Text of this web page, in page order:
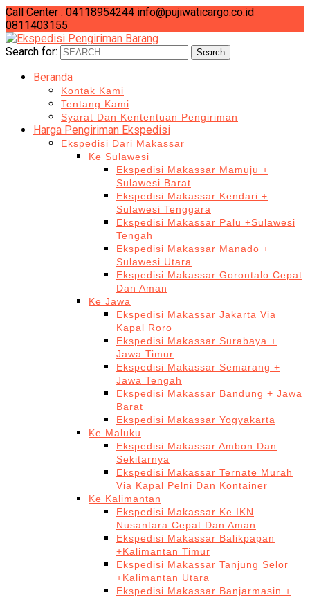
Call Center : 04118954244 info@pujiwaticargo.co.id
0811403155
Search for:
Search
Beranda
Kontak Kami
Tentang Kami
Syarat Dan Kententuan Pengiriman
Harga Pengiriman Ekspedisi
Ekspedisi Dari Makassar
Ke Sulawesi
Ekspedisi Makassar Mamuju +
Sulawesi Barat
Ekspedisi Makassar Kendari +
Sulawesi Tenggara
Ekspedisi Makassar Palu +Sulawesi
Tengah
Ekspedisi Makassar Manado +
Sulawesi Utara
Ekspedisi Makassar Gorontalo Cepat
Dan Aman
Ke Jawa
Ekspedisi Makassar Jakarta Via
Kapal Roro
Ekspedisi Makassar Surabaya +
Jawa Timur
Ekspedisi Makassar Semarang +
Jawa Tengah
Ekspedisi Makassar Bandung + Jawa
Barat
Ekspedisi Makassar Yogyakarta
Ke Maluku
Ekspedisi Makassar Ambon Dan
Sekitarnya
Ekspedisi Makassar Ternate Murah
Via Kapal Pelni Dan Kontainer
Ke Kalimantan
Ekspedisi Makassar Ke IKN
Nusantara Cepat Dan Aman
Ekspedisi Makassar Balikpapan
+Kalimantan Timur
Ekspedisi Makassar Tanjung Selor
+Kalimantan Utara
Ekspedisi Makassar Banjarmasin +